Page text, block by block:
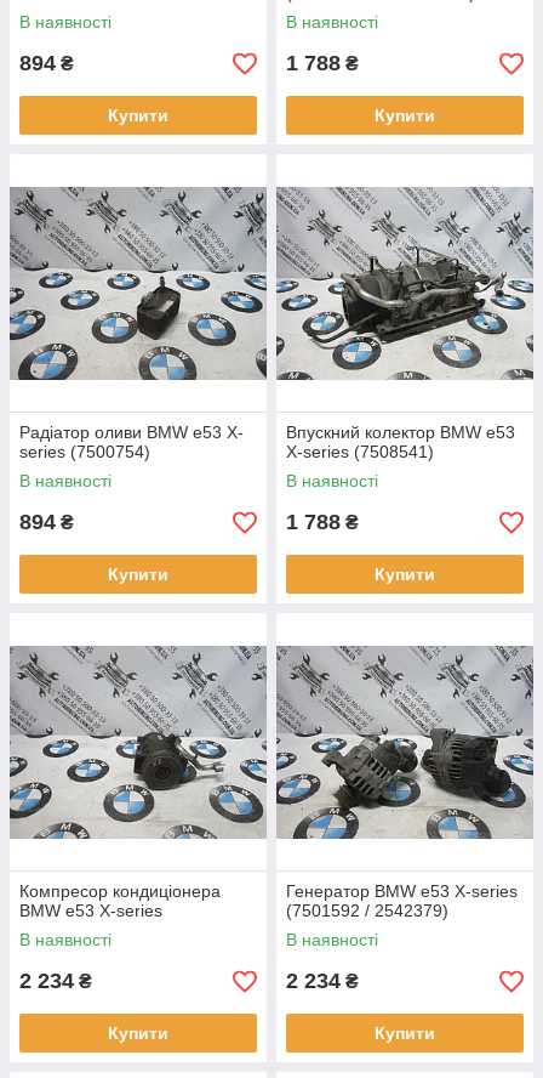
В наявності
894 ₴
Купити
В наявності
1 788 ₴
Купити
Радіатор оливи BMW e53 X-
series (7500754)
В наявності
894 ₴
Купити
Впускний колектор BMW e53
X-series (7508541)
В наявності
1 788 ₴
Купити
Компресор кондиціонера
BMW e53 X-series
В наявності
2 234 ₴
Купити
Генератор BMW e53 X-series
(7501592 / 2542379)
В наявності
2 234 ₴
Купити